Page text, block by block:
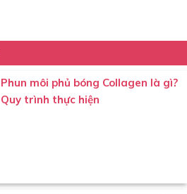
Phun môi phủ bóng Collagen là gì?
Quy trình thực hiện